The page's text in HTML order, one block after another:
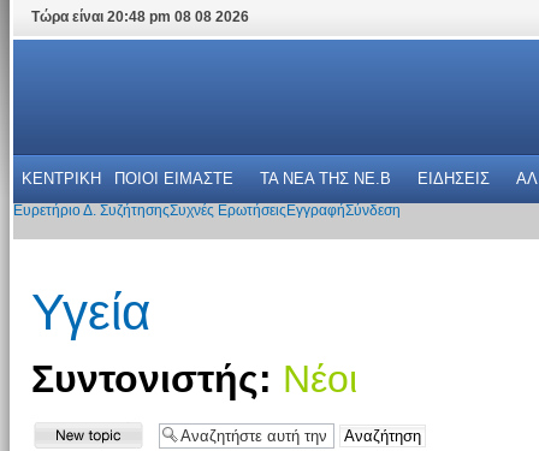
Τώρα είναι 20:48 pm 08 08 2026
ΚΕΝΤΡΙΚΗ ΠΟΙΟΙ ΕΙΜΑΣΤΕ ΤΑ ΝΕΑ THΣ NE.B ΕΙΔΗΣΕΙΣ
Ευρετήριο Δ. ΣυζήτησηςΣυχνές Ερωτήσεις ΕγγραφήΣύνδεση
Υγεία
Συντονιστής: Νέοι